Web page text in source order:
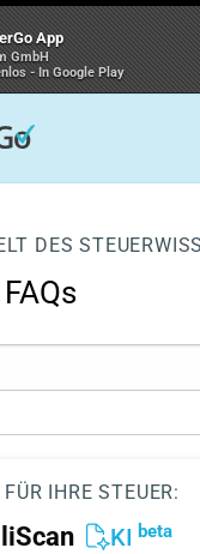
App
GmbH
- In Google Play
DES
IHRE STEUER:
KI beta